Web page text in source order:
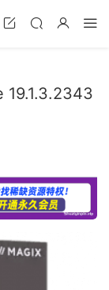
19.1.3.2343